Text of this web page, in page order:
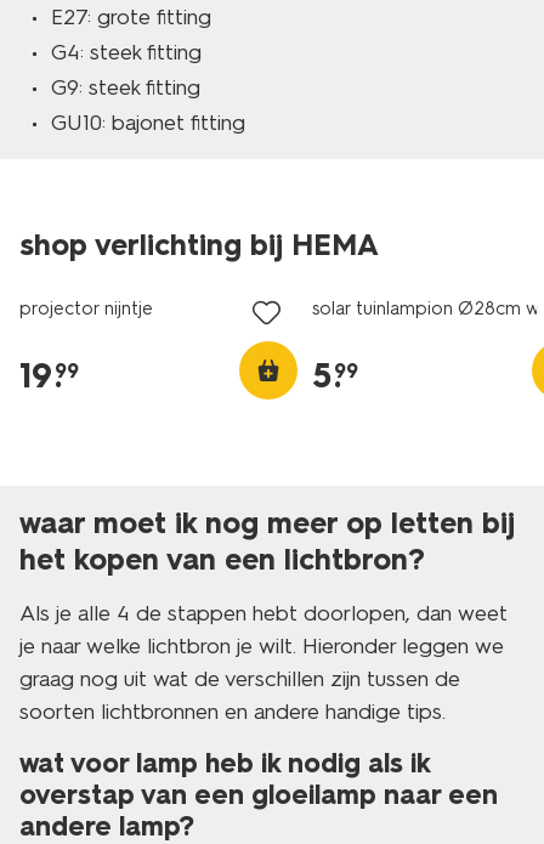
E27: grote fitting
G4: steek fitting
G9: steek fitting
GU10: bajonet fitting
shop verlichting bij HEMA
projector nijntje
19.
99
solar tuinlampion Ø28cm
5.
99
waar moet ik nog meer op letten bij
het kopen van een lichtbron?
Als je alle 4 de stappen hebt doorlopen, dan weet
je naar welke lichtbron je wilt. Hieronder leggen we
graag nog uit wat de verschillen zijn tussen de
soorten lichtbronnen en andere handige tips.
wat voor lamp heb ik nodig als ik
overstap van een gloeilamp naar een
andere lamp?